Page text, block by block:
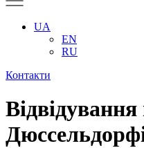
UA
EN
RU
Контакти